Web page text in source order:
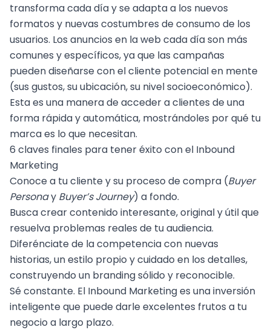
transforma cada día y se adapta a los nuevos
formatos y nuevas costumbres de consumo de los
usuarios. Los anuncios en la web cada día son más
comunes y específicos, ya que las campañas
pueden diseñarse con el cliente potencial en mente
(sus gustos, su ubicación, su nivel socioeconómico).
Esta es una manera de acceder a clientes de una
forma rápida y automática, mostrándoles por qué tu
marca es lo que necesitan.
6 claves finales para tener éxito con el Inbound
Marketing
Conoce a tu cliente y su proceso de compra (Buyer
Personay Buyer’s Journey) a fondo.
Busca crear contenido interesante, original y útil que
resuelva problemas reales de tu audiencia.
Diferénciate de la competencia con nuevas
historias, un estilo propio y cuidado en los detalles,
construyendo un brandingsólido y reconocible.
Sé constante. El Inbound Marketing es una inversión
inteligente que puede darle excelentes frutos a tu
negocio a largo plazo.